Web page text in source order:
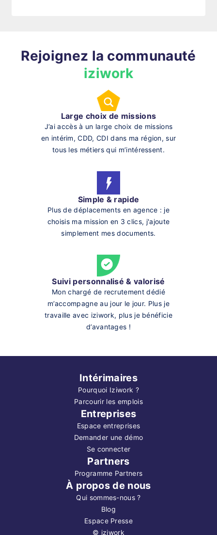
Rejoignez la communauté
iziwork
Large choix de missions
J’ai accès à un large choix de missions
en intérim, CDD, CDI dans ma région, sur
tous les métiers qui m’intéressent.
Simple & rapide
Plus de déplacements en agence : je
choisis ma mission en 3 clics, j'ajoute
simplement mes documents.
Suivi personnalisé & valorisé
Mon chargé de recrutement dédié
m’accompagne au jour le jour. Plus je
travaille avec iziwork, plus je bénéficie
d’avantages !
Intérimaires
Pourquoi Iziwork ?
Parcourir les emplois
Entreprises
Espace entreprises
Demander une démo
Se connecter
Partners
Programme Partners
À propos de nous
Qui sommes-nous ?
Blog
Espace Presse
© iziwork